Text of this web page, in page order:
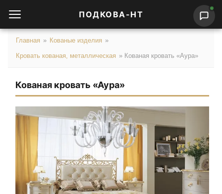
ПОДКОВА-НТ
Главная » Кованые изделия »
Кровать кованая, металлическая » Кованая кровать «Аура»
Кованая кровать «Аура»